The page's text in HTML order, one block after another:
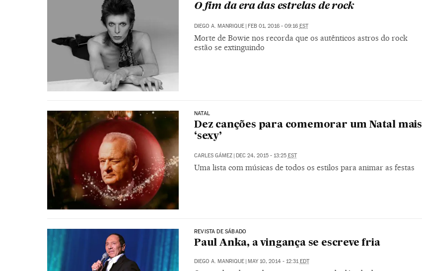
O fim da era das estrelas de rock
DIEGO A. MANRIQUE FEB 01, 2016 - 09:16 EST
Morte de Bowie nos recorda que os autênticos astros do rock
estão se extinguindo
NATAL
Dez canções para comemorar um Natal mais
‘sexy’
CARLES GÁMEZ DEC 24, 2015 - 13:25 EST
Uma lista com músicas de todos os estilos para animar as festas
REVISTA DE SÁBADO
Paul Anka, a vingança se escreve fria
DIEGO A. MANRIQUE MAY 10, 2014 - 12:31 EDT